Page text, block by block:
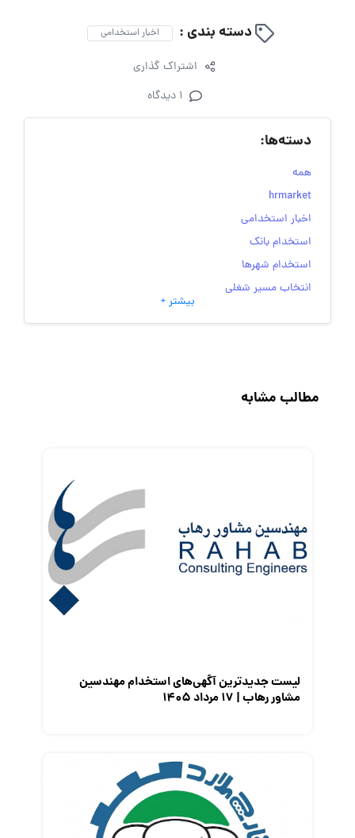
دسته بندی : اخبار استخدامی
اشتراک گذاری
1 دیدگاه
دسته‌ها:
همه
hrmarket
اخبار استخدامی
استخدام بانک
استخدام شهرها
انتخاب مسیر شغلی
به‌روزرسانی‌های سایت (کارجویی)
رزومه
گزارش‌های آماری
مصاحبه شغلی
معرفی شرکت ها
بیشتر +
مطالب مشابه
لیست جدیدترین آگهی‌های استخدام مهندسین
مشاور رهاب | ۱۷ مرداد ۱۴۰۵